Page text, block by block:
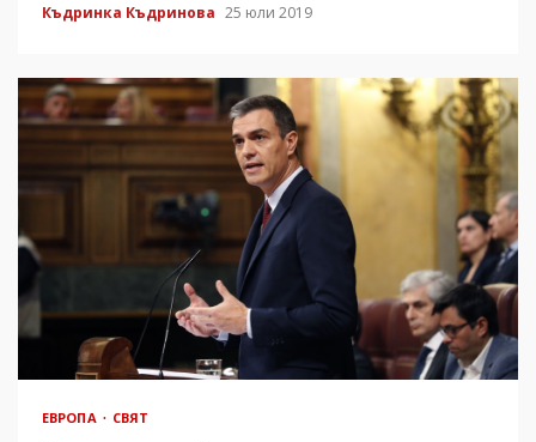
Къдринка Къдринова 25 юли 2019
ЕВРОПА СВЯТ